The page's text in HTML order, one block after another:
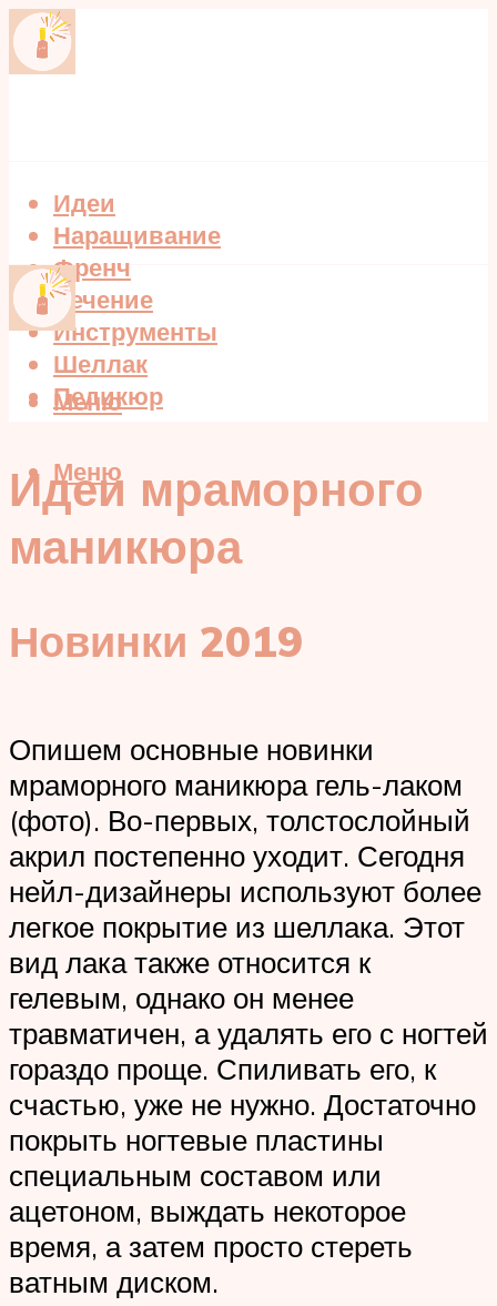
Идеи
Наращивание
Френч
Лечение
Инструменты
Шеллак
Педикюр
Меню
Меню
Идеи мраморного
маникюра
Новинки 2019
Опишем основные новинки
мраморного маникюра гель-лаком
(фото). Во-первых, толстослойный
акрил постепенно уходит. Сегодня
нейл-дизайнеры используют более
легкое покрытие из шеллака. Этот
вид лака также относится к
гелевым, однако он менее
травматичен, а удалять его с ногтей
гораздо проще. Спиливать его, к
счастью, уже не нужно. Достаточно
покрыть ногтевые пластины
специальным составом или
ацетоном, выждать некоторое
время, а затем просто стереть
ватным диском.